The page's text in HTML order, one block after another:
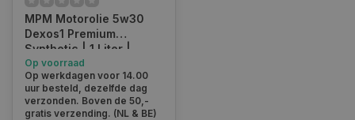
MPM Motorolie 5w30
Dexos1 Premium
Synthetic | 1 Liter |
05001DX1
Op voorraad
Op werkdagen voor 14.00
uur besteld, dezelfde dag
verzonden. Boven de 50,-
gratis verzending. (NL & BE)